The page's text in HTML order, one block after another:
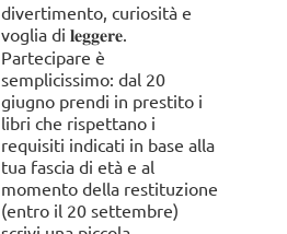
divertimento, curiosità e
voglia di 𝐥𝐞𝐠𝐠𝐞𝐫𝐞.
Partecipare è
semplicissimo: dal 20
giugno prendi in prestito i
libri che rispettano i
requisiti indicati in base alla
tua fascia di età e al
momento della restituzione
(entro il 20 settembre)